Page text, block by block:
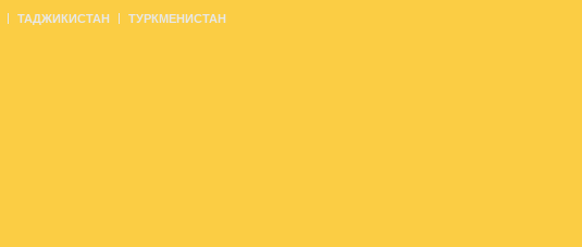
ТАДЖИКИСТАН ТУРКМЕНИСТАН